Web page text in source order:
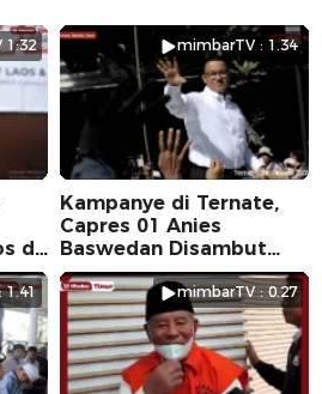
1:32
di
mimbarTV : 1.34
Kampanye di Ternate,
Capres 01 Anies
Baswedan Disambut
Ribuan Warga
1.41 mimbarTV : 0.27